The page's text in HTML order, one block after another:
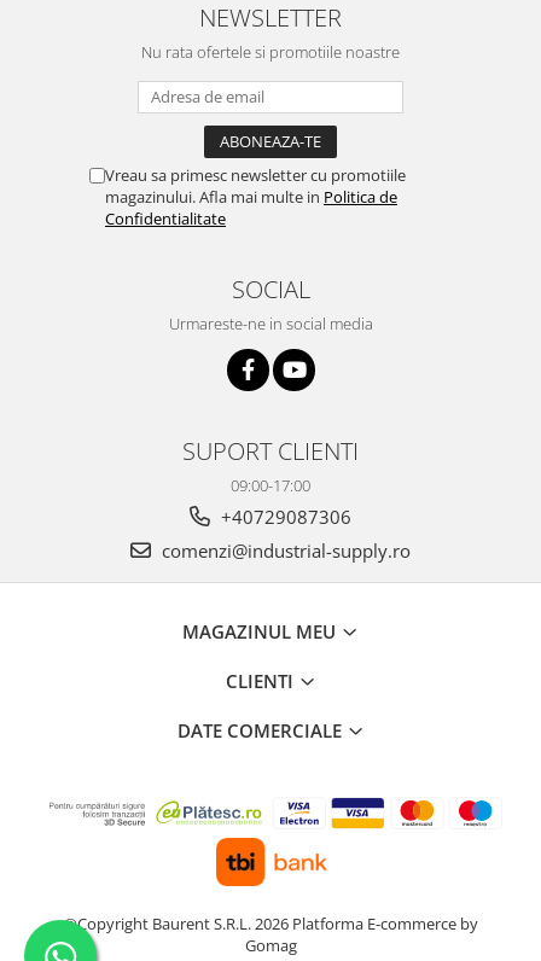
NEWSLETTER
Nu rata ofertele si promotiile noastre
Vreau sa primesc newsletter cu promotiile
magazinului. Afla mai multe in Politica de
Confidentialitate
SOCIAL
Urmareste-ne in social media
SUPORT CLIENTI
09:00-17:00
+40729087306
comenzi@industrial-supply.ro
MAGAZINUL MEU
CLIENTI
DATE COMERCIALE
©Copyright Baurent S.R.L. 2026 Platforma E-commerce by
Gomag